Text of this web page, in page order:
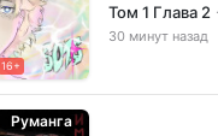
16+
Том 1 Глава 2
30 минут назад
Руманга